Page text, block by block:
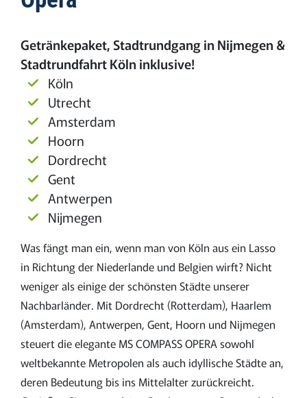
Getränkepaket, Stadtrundgang in Nijmegen &
Stadtrundfahrt Köln inklusive!
Köln
Utrecht
Amsterdam
Hoorn
Dordrecht
Gent
Antwerpen
Nijmegen
Was fängt man ein, wenn man von Köln aus ein Lasso
in Richtung der Niederlande und Belgien wirft? Nicht
weniger als einige der schönsten Städte unserer
Nachbarländer. Mit Dordrecht (Rotterdam), Haarlem
(Amsterdam), Antwerpen, Gent, Hoorn und Nijmegen
steuert die elegante MS COMPASS OPERA sowohl
weltbekannte Metropolen als auch idyllische Städte an,
deren Bedeutung bis ins Mittelalter zurückreicht.